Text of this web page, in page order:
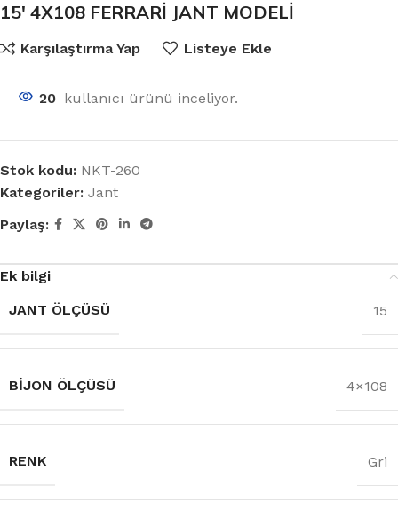
15′ 4X108 FERRARİ JANT MODELİ
Karşılaştırma Yap Listeye Ekle
20 kullanıcı ürünü inceliyor.
Stok kodu: NKT-260
Kategoriler: Jant
Paylaş:
Ek bilgi
JANT ÖLÇÜSÜ
15
BIJON ÖLÇÜSÜ 4×108
RENK Gri